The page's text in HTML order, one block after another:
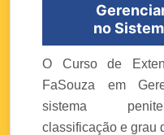
no
O Curso de
FaSouza em
sistema
classificação e grau